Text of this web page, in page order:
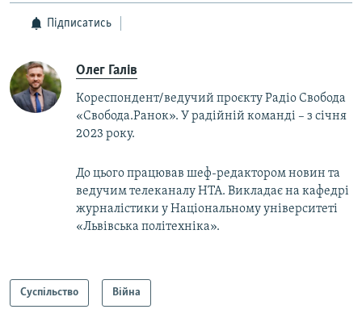
Підписатись
Олег Галів
Кореспондент/ведучий проєкту Радіо Свобода
«Свобода.Ранок». У радійній команді – з січня
2023 року.
До цього працював шеф-редактором новин та
ведучим телеканалу НТА. Викладає на кафедрі
журналістики у Національному університеті
«Львівська політехніка».
Суспільство Війна